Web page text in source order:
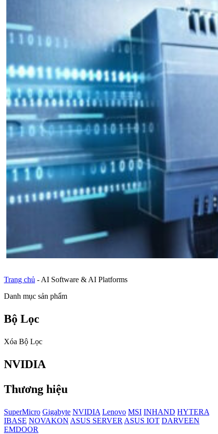
Trang chủ - AI Software & AI Platforms
Danh mục sản phẩm
Bộ Lọc
Xóa Bộ Lọc
NVIDIA
Thương hiệu
SuperMicro Gigabyte NVIDIA Lenovo MSI INHAND HYTERA
IBASE NOVAKON ASUS SERVER ASUS IOT DARVEEN
EMDOOR